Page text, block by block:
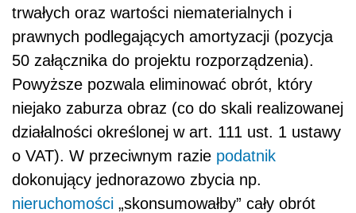
trwałych oraz wartości niematerialnych i
prawnych podlegających amortyzacji (pozycja
50 załącznika do projektu rozporządzenia).
Powyższe pozwala eliminować obrót, który
niejako zaburza obraz (co do skali realizowanej
działalności określonej w art. 111 ust. 1 ustawy
o VAT). W przeciwnym razie podatnik
dokonujący jednorazowo zbycia np.
nieruchomości „skonsumowałby” cały obrót